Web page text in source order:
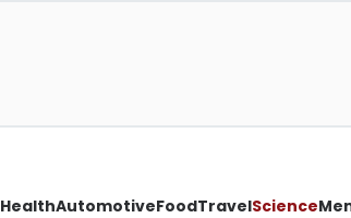
HealthAutomotiveFoodTravelScience